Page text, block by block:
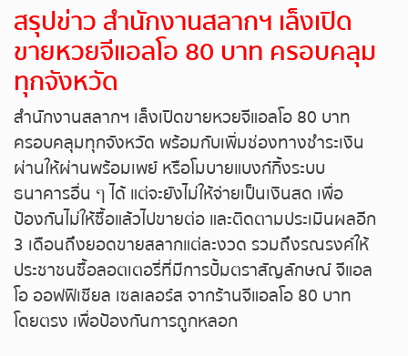
สรุปข่าว สำนักงานสลากฯ เล็งเปิด
ขายหวยจีแอลโอ 80 บาท ครอบคลุม
ทุกจังหวัด
สำนักงานสลากฯ เล็งเปิดขายหวยจีแอลโอ 80 บาท
ครอบคลุมทุกจังหวัด พร้อมกับเพิ่มช่องทางชำระเงิน
ผ่านให้ผ่านพร้อมเพย์ หรือโมบายแบงก์กิ้งระบบ
ธนาคารอื่น ๆ ได้ แต่จะยังไม่ให้จ่ายเป็นเงินสด เพื่อ
ป้องกันไม่ให้ซื้อแล้วไปขายต่อ และติดตามประเมินผลอีก
3 เดือนถึงยอดขายสลากแต่ละงวด รวมถึงรณรงค์ให้
ประชาชนซื้อลอตเตอรี่ที่มีการปั้มตราสัญลักษณ์ จีแอล
โอ ออฟฟิเชียล เซลเลอร์ส จากร้านจีแอลโอ 80 บาท
โดยตรง เพื่อป้องกันการถูกหลอก